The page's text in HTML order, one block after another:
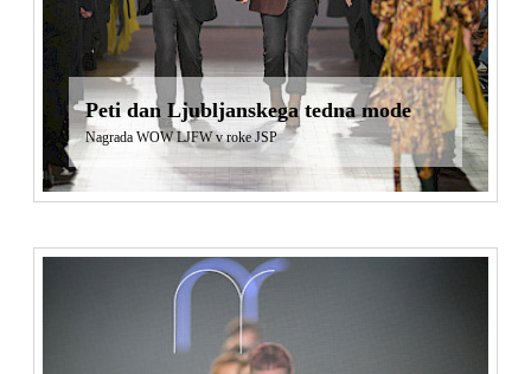
Peti dan Ljubljanskega tedna mode
Nagrada WOW LJFW v roke JSP